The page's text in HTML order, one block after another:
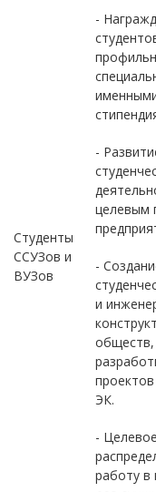
Студенты
ССУЗов и
ВУЗов
-
-
целевым
-
и
обществ,
ЭК.
- Целевое
работу в